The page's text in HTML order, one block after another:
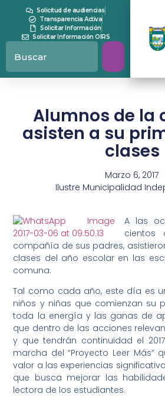
Solicitud de audiencias
Transparencia Activa
Solicitar Información
Solicitar Información OIRS
Alumnos de la
asisten a su
clases
Marzo 6, 2017
Ilustre Municipalidad
A las
cientos
compañía de sus padres,
clases del año escolar en las
comuna.
Tal como cada año, este día es
niños y niñas que comienzan su
toda la energía y las ganas de
que dentro de las acciones
y que tendrán continuidad el
marcha del “Proyecto Leer Más”
valor a las experiencias
que busca mejorar las
lectora de los estudiantes.